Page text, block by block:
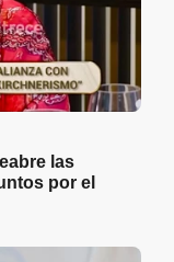
las
por el